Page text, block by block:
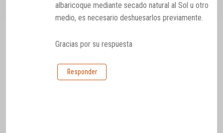
albaricoque mediante secado natural al Sol u otro
medio, es necesario deshuesarlos previamente.
Gracias por su respuesta
Responder